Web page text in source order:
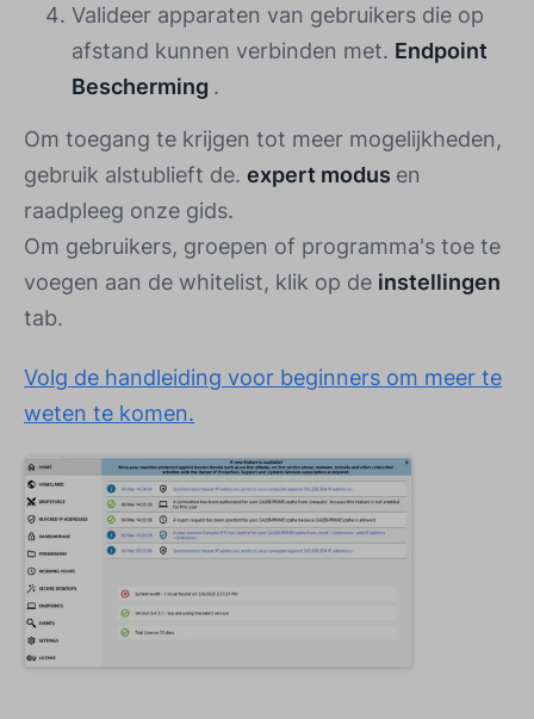
Valideer apparaten van gebruikers die op
afstand kunnen verbinden met. Endpoint
Bescherming .
Om toegang te krijgen tot meer mogelijkheden,
gebruik alstublieft de. expert modus en
raadpleeg onze gids.
Om gebruikers, groepen of programma's toe te
voegen aan de whitelist, klik op de instellingen
tab.
Volg de handleiding voor beginners om meer te
weten te komen.